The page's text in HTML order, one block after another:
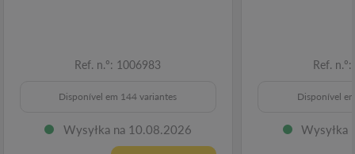
Ref. n.º: 1006983
Disponível em 144 variantes
Wysyłka na 10.08.2026
Ref.
Disponível
Wysyłka